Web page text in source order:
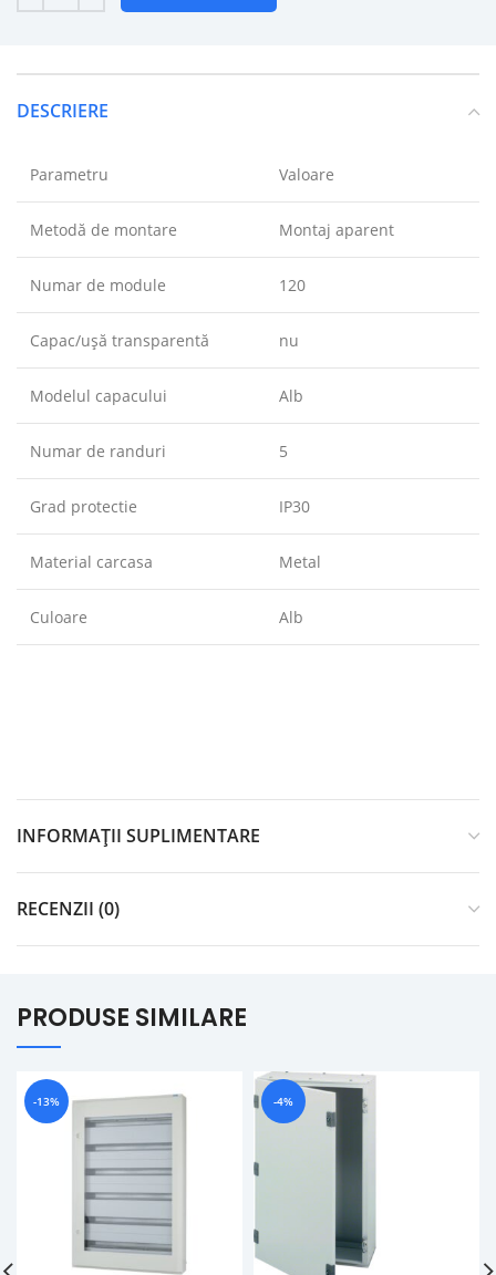
DESCRIERE
Parametru Valoare
Metodă de montare Montaj aparent
Numar de module 120
Capac/ușă transparentă nu
Modelul capacului Alb
Numar de randuri 5
Grad protectie IP30
Material carcasa Metal
Culoare Alb
INFORMAȚII SUPLIMENTARE
RECENZII (0)
PRODUSE SIMILARE
-13% -4%